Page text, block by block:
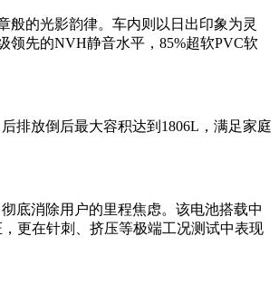
般的光影韵律。车内则以日出印象为灵
领先的NVH静音水平，85%超软PVC软
排放倒后最大容积达到1806L，满足家庭
底消除用户的里程焦虑。该电池搭载中
更在针刺、挤压等极端工况测试中表现